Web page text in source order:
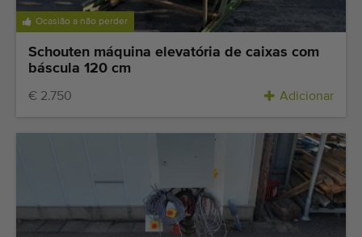
Ocasião a não perder
Schouten máquina elevatória de caixas com
báscula 120 cm
€ 2.750 Adicionar